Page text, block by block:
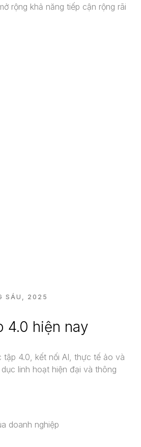
rộng khả năng tiếp cận rộng rãi
SÁU, 2025
4.0 hiện nay
tập 4.0, kết nối AI, thực tế ảo và
linh hoạt hiện đại và thông